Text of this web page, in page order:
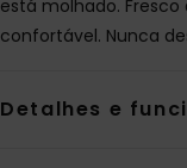
está molhado.
confortável. Nunca
Detalhes e